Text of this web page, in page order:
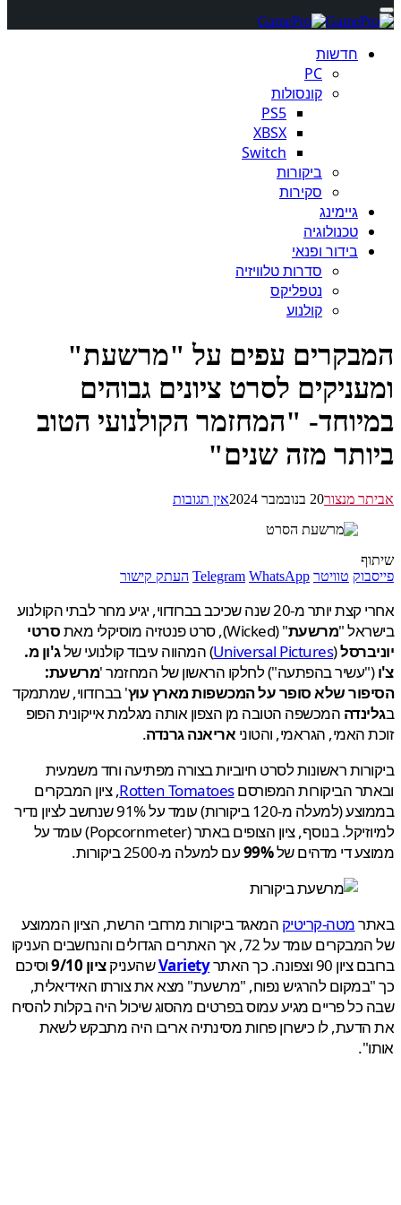
חדשות
PC
קונסולות
PS5
XBSX
Switch
ביקורות
סקירות
גיימינג
טכנולוגיה
בידור ופנאי
סדרות טלוויזיה
נטפליקס
קולנוע
עפים על "מרשעת"
לסרט ציונים גבוהים
"המחזמר הקולנועי הטוב
מזה שנים"
מנצור20 בנובמבר 2024 אין תגובות
טוויטר Telegram WhatsApp העתק קישור
אחרי קצת יותר מ-20 שנה שכיכב בברודווי, יגיע מחר לבתי הקולנוע
"מרשעת" (Wicked), סרט פנטזיה מוסיקלי מאת
סרטי
(
Universal Pictures) המהווה עיבוד קולנועי שלג'ון מ.
בהפתעה") לחלקו הראשון של המחזמר 'מרשעת:
שלא סופר על המכשפות מארץ עוץ' בברודווי, שמתמקד
המכשפה הטובה מן הצפון אותה מגלמת אייקונית הפופ
האמי, הגראמי, והטוניאריאנה גרנדה.
ראשונות לסרט חיוביות בצורה מפתיעה וחד משמעית
הביקורות המפורסםRotten Tomatoes, ציון המבקרים
בממוצע (למעלה מ-120 ביקורות) עומד על 91% שנחשב לציון נדיר
למיוזיקל. בנוסף, ציון הצופים באתר (Popcornmeter) עומד על
די מדהים של99%עם למעלה מ-2500 ביקורות.
מטה-קריטיקהמאגד ביקורות מרחבי הרשת, הציון הממוצע
של המבקרים עומד על 72, אך האתרים הגדולים והנחשבים העניקו
וצפונה. כך האתר
Varietyשהעניקציון 9/10
וסיכם
להרגיש נפוח, "מרשעת" מצא את צורתו האידיאלית,
כל פריים מגיע עמוס בפרטים מהסוג שיכול היה בקלות להסיח
לו כישרון פחות מסינתיה אריבו היה מתבקש לשאת